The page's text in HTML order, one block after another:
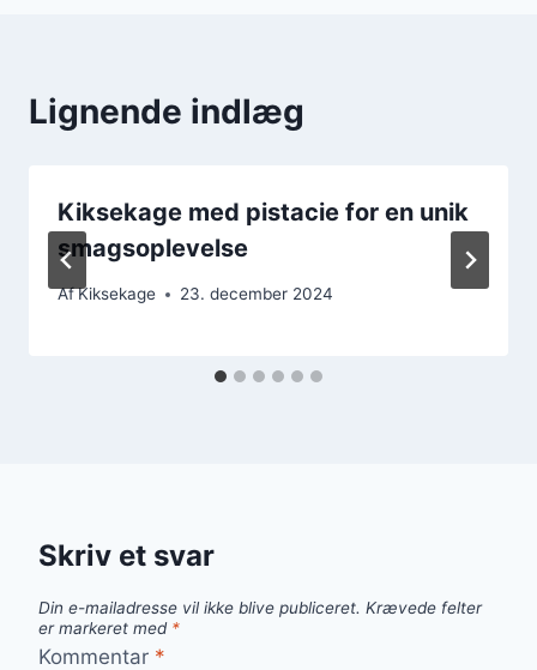
Lignende indlæg
Kiksekage med pistacie for en unik
smagsoplevelse
AfKiksekage 23. december 2024
Skriv et svar
Din e-mailadresse vil ikke blive publiceret. Krævede felter
er markeret med *
Kommentar *